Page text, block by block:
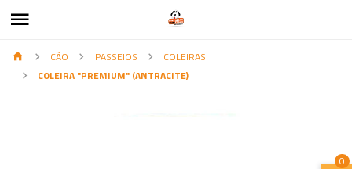
0
CÃO PASSEIOS
COLEIRAS
COLEIRA "PREMIUM" (ANTRACITE)